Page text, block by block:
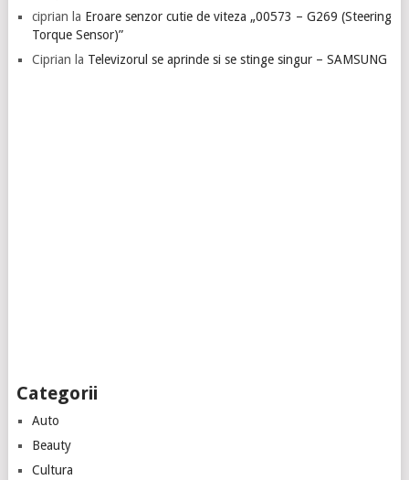
ciprian la Eroare senzor cutie de viteza „00573 – G269 (Steering
Torque Sensor)”
Ciprian la Televizorul se aprinde si se stinge singur – SAMSUNG
Categorii
Auto
Beauty
Cultura